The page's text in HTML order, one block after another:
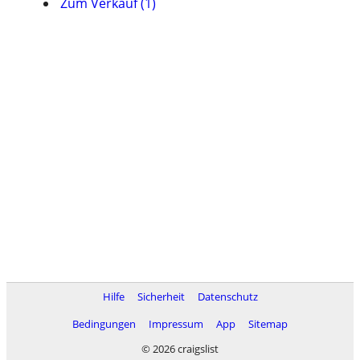
Hilfe Sicherheit
Datenschutz
Bedingungen
Impressum App
Sitemap
© 2026 craigslist